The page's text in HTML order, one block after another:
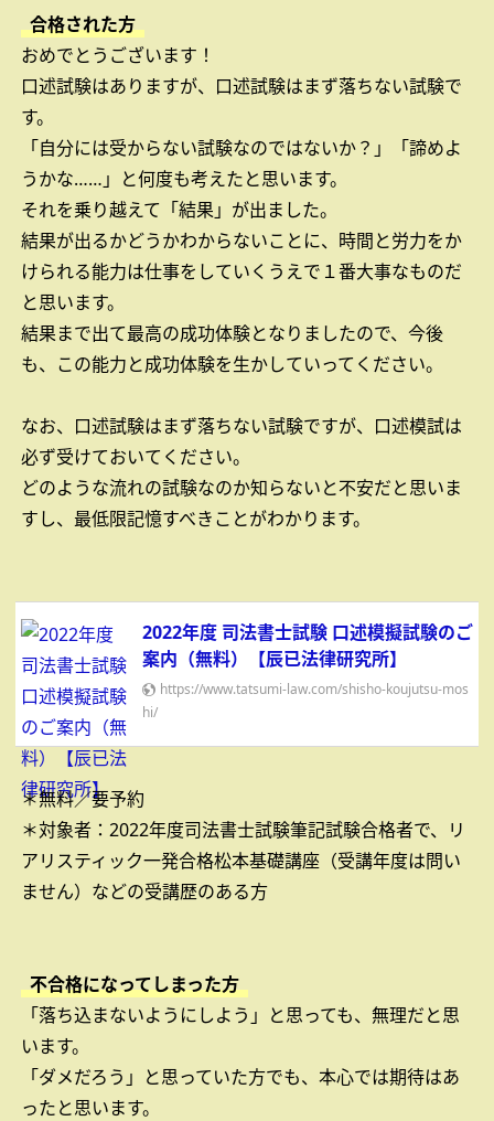
合格された方
おめでとうございます！
口述試験はありますが、口述試験はまず落ちない試験で
す。
「自分には受からない試験なのではないか？」「諦めよ
うかな……」と何度も考えたと思います。
それを乗り越えて「結果」が出ました。
結果が出るかどうかわからないことに、時間と労力をか
けられる能力は仕事をしていくうえで１番大事なものだ
と思います。
結果まで出て最高の成功体験となりましたので、今後
も、この能力と成功体験を生かしていってください。
なお、口述試験はまず落ちない試験ですが、口述模試は
必ず受けておいてください。
どのような流れの試験なのか知らないと不安だと思いま
すし、最低限記憶すべきことがわかります。
2022年度 司法書士試験 口述模擬試験のご
案内（無料）【辰已法律研究所】
https://www.tatsumi-law.com/shisho-koujutsu-mos
hi/
＊無料／要予約
＊対象者：2022年度司法書士試験筆記試験合格者で、リ
アリスティック一発合格松本基礎講座（受講年度は問い
ません）などの受講歴のある方
不合格になってしまった方
「落ち込まないようにしよう」と思っても、無理だと思
います。
「ダメだろう」と思っていた方でも、本心では期待はあ
ったと思います。